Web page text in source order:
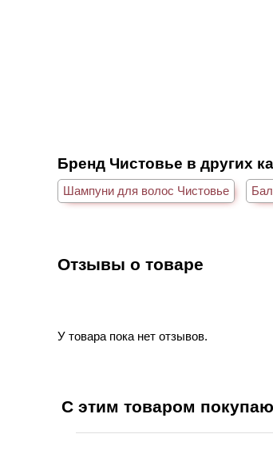
Бренд Чистовье в других
Шампуни для волос Чистовье
Отзывы о товаре
У товара пока нет отзывов.
С этим товаром